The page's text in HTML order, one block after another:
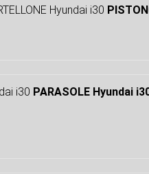
PARASOLE Hyundai